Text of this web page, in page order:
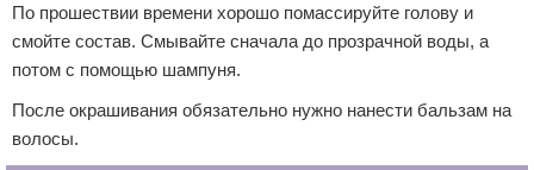
По прошествии времени хорошо помассируйте голову и
смойте состав. Смывайте сначала до прозрачной воды, а
потом с помощью шампуня.
После окрашивания обязательно нужно нанести бальзам на
волосы.